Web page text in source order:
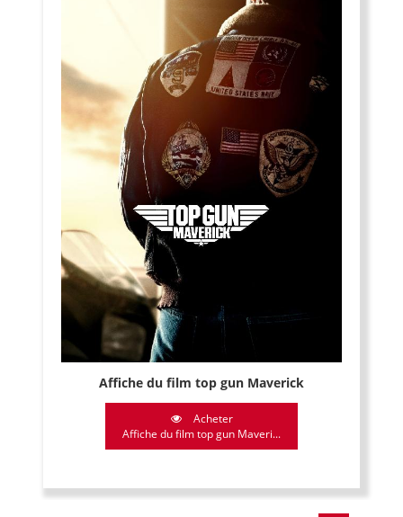
Affiche du film top gun Maverick
Acheter
Affiche du film top gun Maveri...